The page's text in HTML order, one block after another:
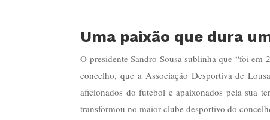
Uma paixão que dura
O presidente Sandro Sousa sublinha que “foi
concelho, que a Associação Desportiva de
aficionados do futebol e apaixonados pela sua
transformou no maior clube desportivo do